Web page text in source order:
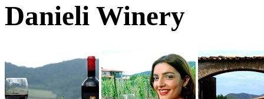
Danieli Winery